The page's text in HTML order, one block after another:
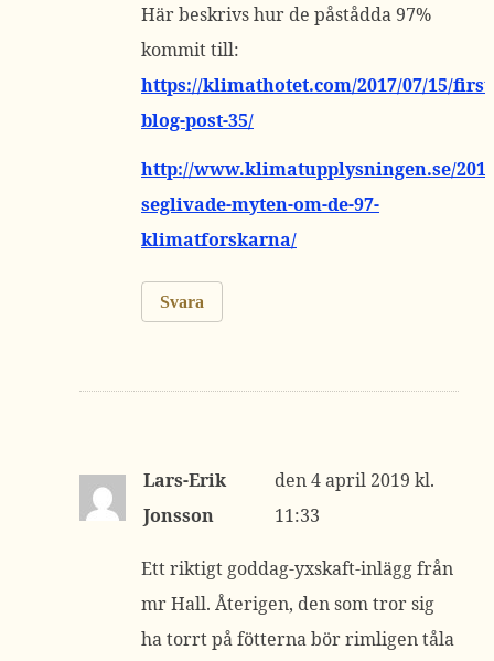
Här beskrivs hur de påstådda 97%
kommit till:
https://klimathotet.com/2017/07/15/
blog-post-35/
http://www.klimatupplysningen.se/
seglivade-myten-om-de-97-
klimatforskarna/
Svara
Lars-Erik
Jonsson
4 april 2019 kl.
11:33
Ett riktigt goddag-yxskaft-inlägg från
mr Hall. Återigen, den som tror sig
ha torrt på fötterna bör rimligen tåla